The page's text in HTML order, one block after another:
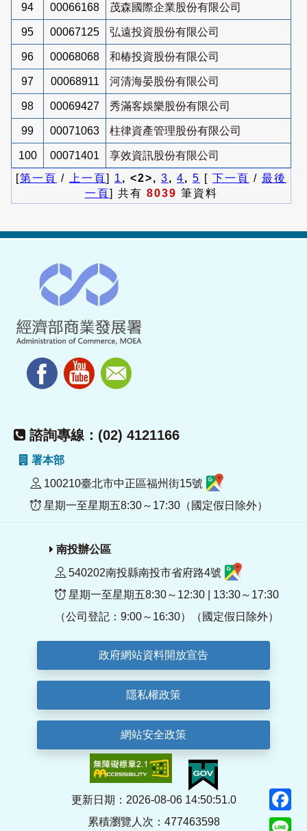
94 00066168 茂森國際企業股份有限公司
95 00067125 弘遠投資股份有限公司
96 00068068 和椿投資股份有限公司
97 00068911 河清海晏股份有限公司
98 00069427 秀滿客娛樂股份有限公司
99 00071063 柱律資產管理股份有限公司
100 00071401
享效資訊股份有限公司
[第一頁 / 上一頁] 1 , <2>, 3, 4, 5 [ 下一頁 / 最後
一頁] 共有 8039 筆資料
諮詢專線：(02) 4121166
署本部
100210臺北市中正區福州街15號
星期一至星期五8:30～17:30（國定假日除外）
南投辦公區
540202南投縣南投市省府路4號
星期一至星期五8:30～12:30 | 13:30～17:30
（公司登記：9:00～16:30）（國定假日除外）
政府網站資料開放宣告
隱私權政策
網站安全政策
更新日期：2026-08-06 14:50:51.0
累積瀏覽人次：477463598